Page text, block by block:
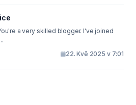
a very skilled blogger. I've joined
22. Kvě 2025 v 7:01